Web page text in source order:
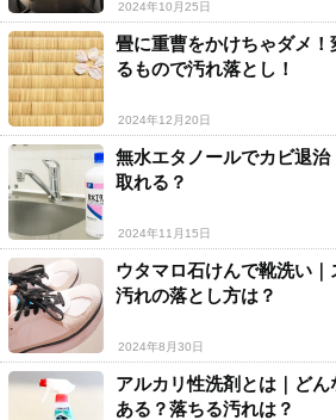
2024年10月25日
畳に重曹をかけちゃダメ
るもので汚れ落とし！
2024年12月20日
無水エタノールでカビ退
取れる？
2024年11月15日
ウタマロ石けんで靴洗い
汚れの落とし方は？
2024年8月30日
アルカリ性洗剤とは｜ど
ある？落ちる汚れは？